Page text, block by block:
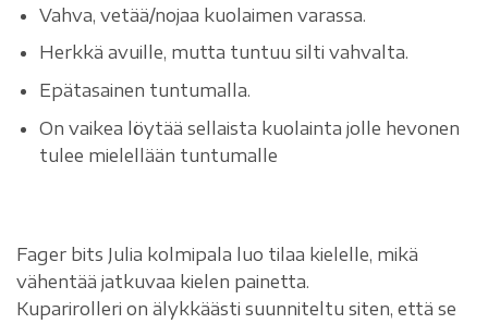
Vahva, vetää/nojaa kuolaimen varassa.
Herkkä avuille, mutta tuntuu silti vahvalta.
Epätasainen tuntumalla.
On vaikea löytää sellaista kuolainta jolle hevonen
tulee mielellään tuntumalle
Fager bits Julia kolmipala luo tilaa kielelle, mikä
vähentää jatkuvaa kielen painetta.
Kuparirolleri on älykkäästi suunniteltu siten, että se